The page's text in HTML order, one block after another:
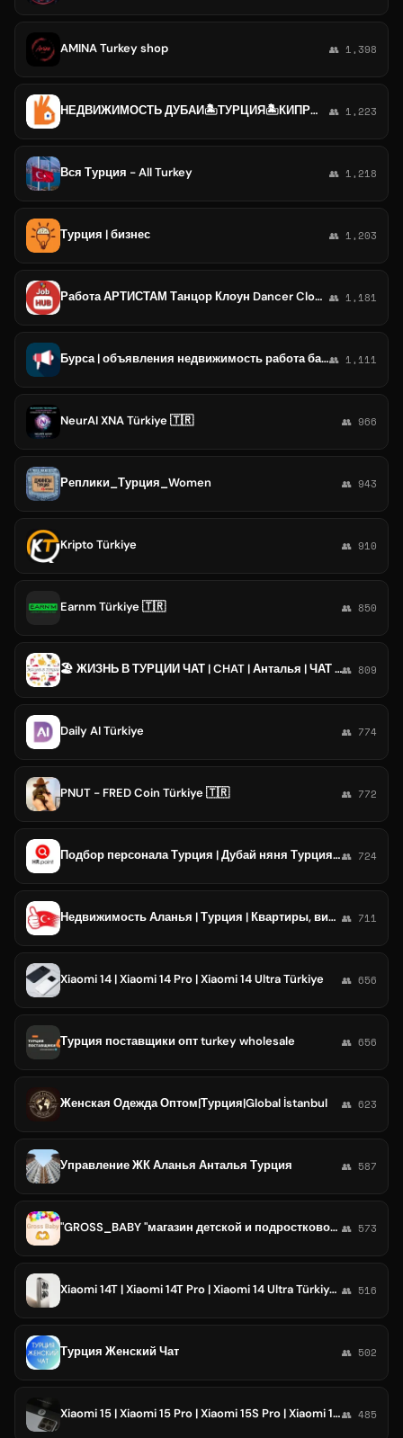
AMINA Turkey shop 👥 1,398
НЕДВИЖИМОСТЬ ДУБАИ🏝️ТУРЦИЯ🏝️КИПР🏝️ТАНЗАНИЯ🏝️СОЧИ🏝️ЕГИПЕТ и др курорты мира 👥 1,223
Вся Турция - All Turkey 👥 1,218
Турция | бизнес 👥 1,203
Работа АРТИСТАМ Танцор Клоун Dancer Clown Китай Турция Корея Work Job China Turkey Korea Entertainment Performance Artist Singer 👥 1,181
Бурса | объявления недвижимость работа барахолка чат Турция👥 1,111
NeurAI XNA Türkiye 🇹🇷 👥 966
Реплики_Турция_Women 👥 943
Kripto Türkiye 👥 910
Earnm Türkiye 🇹🇷 👥 850
🏖️ ЖИЗНЬ В ТУРЦИИ ЧАТ | CHAT | Анталья | ЧАТ | Турция👥 809
Daily AI Türkiye 👥 774
PNUT - FRED Coin Türkiye 🇹🇷 👥 772
Подбор персонала Турция | Дубай няня Турция , дом работница, офисный сотрудник👥 724
Недвижимость Аланья | Турция | Квартиры, виллы 👥 711
Xiaomi 14 | Xiaomi 14 Pro | Xiaomi 14 Ultra Türkiye 👥 656
Турция поставщики опт turkey wholesale 👥 656
Женская Одежда Оптом|Турция|Global İstanbul 👥 623
Управление ЖК Аланья Анталья Турция 👥 587
"GROSS_BABY "магазин детской и подростковой одежды производства Турция. 👥 573
Xiaomi 14T | Xiaomi 14T Pro | Xiaomi 14 Ultra Türkiye 🇹🇷 👥 516
Турция Женский Чат 👥 502
Xiaomi 15 | Xiaomi 15 Pro | Xiaomi 15S Pro | Xiaomi 15 Ultra Türkiye👥 485